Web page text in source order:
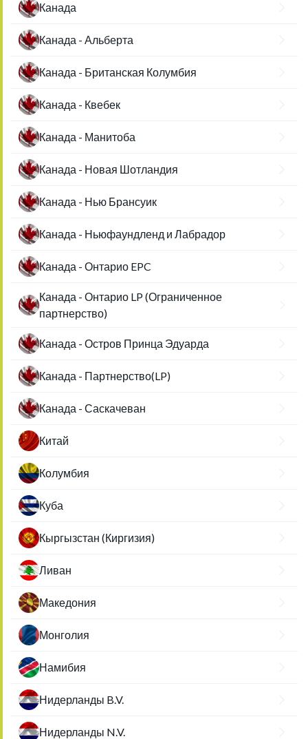
Канада
Канада - Альберта
Канада - Британская Колумбия
Канада - Квебек
Канада - Манитоба
Канада - Новая Шотландия
Канада - Нью Брансуик
Канада - Ньюфаундленд и Лабрадор
Канада - Онтарио EPC
Канада - Онтарио LP (Ограниченное
партнерство)
Канада - Остров Принца Эдуарда
Канада - Партнерство(LP)
Канада - Саскачеван
Китай
Колумбия
Куба
Кыргызстан (Киргизия)
Ливан
Македония
Монголия
Намибия
Нидерланды B.V.
Нидерланды N.V.